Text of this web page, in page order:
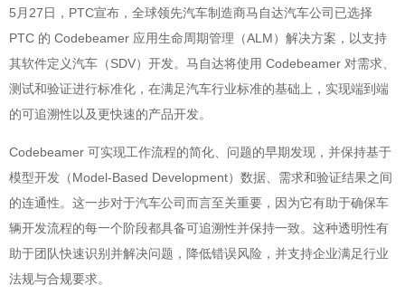
5月27日，PTC宣布，全球领先汽车制造商马自达汽车公司已选择
PTC 的 Codebeamer 应用生命周期管理（ALM）解决方案，以支持
其软件定义汽车（SDV）开发。马自达将使用 Codebeamer 对需求、
测试和验证进行标准化，在满足汽车行业标准的基础上，实现端到端
的可追溯性以及更快速的产品开发。
Codebeamer 可实现工作流程的简化、问题的早期发现，并保持基于
模型开发（Model-Based Development）数据、需求和验证结果之间
的连通性。这一步对于汽车公司而言至关重要，因为它有助于确保车
辆开发流程的每一个阶段都具备可追溯性并保持一致。这种透明性有
助于团队快速识别并解决问题，降低错误风险，并支持企业满足行业
法规与合规要求。